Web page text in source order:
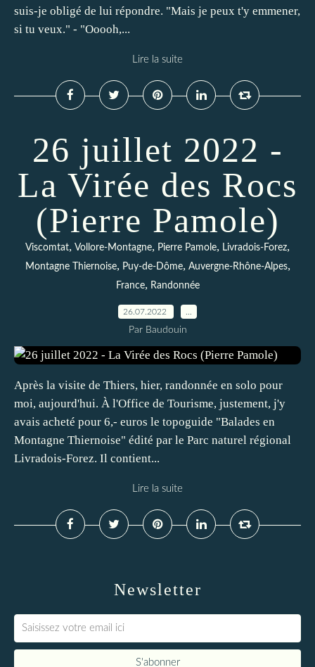
suis-je obligé de lui répondre. "Mais je peux t'y emmener,
si tu veux." - "Ooooh,...
Lire la suite
26 juillet 2022 -
La Virée des Rocs
(Pierre Pamole)
Viscomtat, Vollore-Montagne, Pierre Pamole, Livradois-Forez,
Montagne Thiernoise, Puy-de-Dôme, Auvergne-Rhône-Alpes,
France, Randonnée
26.07.2022
Par Baudouin
Après la visite de Thiers, hier, randonnée en solo pour
moi, aujourd'hui. À l'Office de Tourisme, justement, j'y
avais acheté pour 6,- euros le topoguide "Balades en
Montagne Thiernoise" édité par le Parc naturel régional
Livradois-Forez. Il contient...
Lire la suite
Newsletter